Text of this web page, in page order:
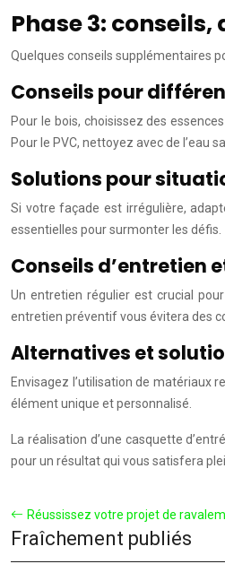
Phase 3:
Quelques conseils supplémentaires
Conseils pour
Pour le bois, choisissez des
Pour le PVC, nettoyez avec de l’eau
Solutions pour
Si votre façade est irrégulière,
essentielles pour surmonter les défis.
Conseils d’entretien
Un entretien régulier est crucial
entretien préventif vous évitera des
Alternatives et
Envisagez l’utilisation de matériaux
élément unique et personnalisé.
La réalisation d’une casquette
pour un résultat qui vous satisfera
Réussissez votre projet de
Fraîchement publiés